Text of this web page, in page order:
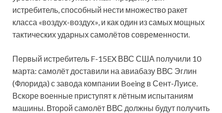
истребитель, способный нести множество ракет
класса «воздух-воздух», и как один из самых мощных
тактических ударных самолётов современности.
Первый истребитель F-15EX ВВС США получили 10
марта: самолёт доставили на авиабазу ВВС Эглин
(Флорида) с завода компании Boeing в Сент-Луисе.
Вскоре военные приступят к лётным испытаниям
машины. Второй самолёт ВВС должны будут получить